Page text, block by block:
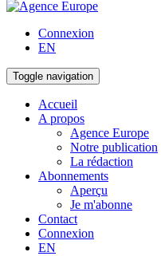
Connexion
EN
Toggle navigation
Accueil
A propos
Agence Europe
Notre publication
La rédaction
Abonnements
Aperçu
Je m'abonne
Contact
Connexion
EN